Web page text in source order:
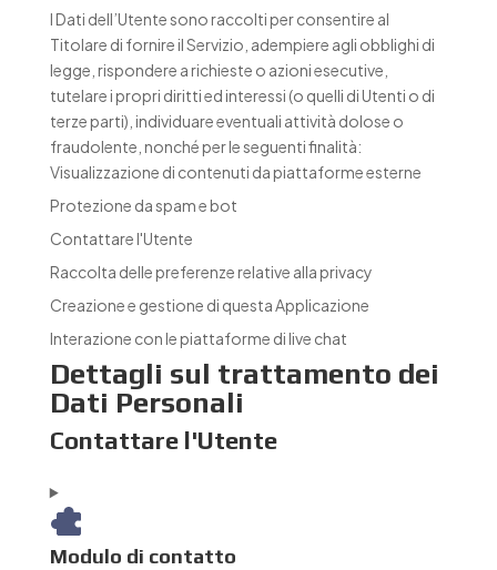
I Dati dell’Utente sono raccolti per consentire al
Titolare di fornire il Servizio, adempiere agli obblighi di
legge, rispondere a richieste o azioni esecutive,
tutelare i propri diritti ed interessi (o quelli di Utenti o di
terze parti), individuare eventuali attività dolose o
fraudolente, nonché per le seguenti finalità:
Visualizzazione di contenuti da piattaforme esterne
Protezione da spam e bot
Contattare l'Utente
Raccolta delle preferenze relative alla privacy
Creazione e gestione di questa Applicazione
Interazione con le piattaforme di live chat
Dettagli sul trattamento dei
Dati Personali
Contattare l'Utente
Modulo di contatto